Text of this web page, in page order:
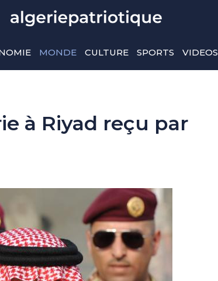
MONDE CULTURE SPORTS VIDEOS
à Riyad reçu par